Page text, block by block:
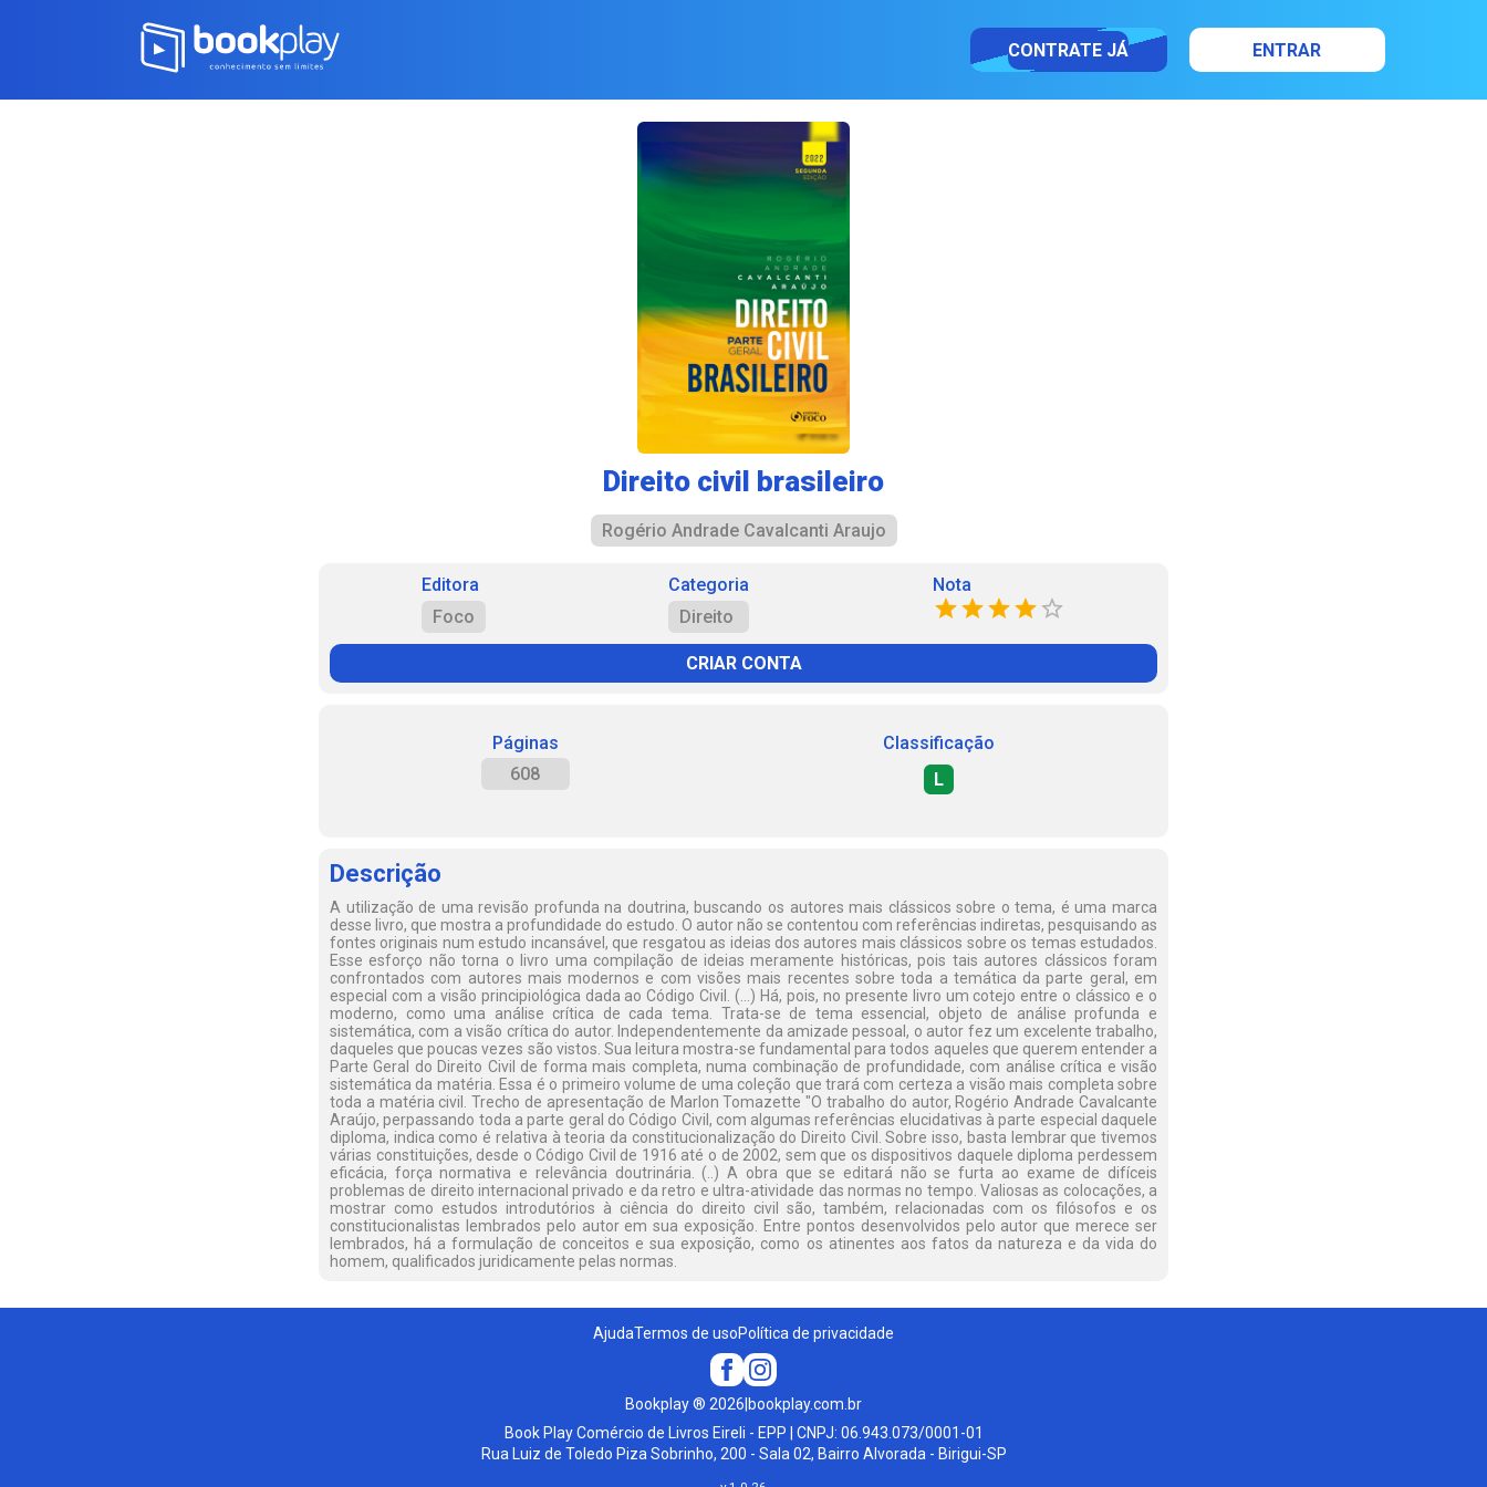
CONTRATE JÁ ENTRAR
Direito civil brasileiro
Rogério Andrade Cavalcanti Araujo
Editora
Foco
Categoria
Direito
Nota
CRIAR CONTA
Páginas
608
Classificação
L
Descrição
A utilização de uma revisão profunda na doutrina, buscando os autores mais clássicos sobre o tema, é uma marca
desse livro, que mostra a profundidade do estudo. O autor não se contentou com referências indiretas, pesquisando as
fontes originais num estudo incansável, que resgatou as ideias dos autores mais clássicos sobre os temas estudados.
Esse esforço não torna o livro uma compilação de ideias meramente históricas, pois tais autores clássicos foram
confrontados com autores mais modernos e com visões mais recentes sobre toda a temática da parte geral, em
especial com a visão principiológica dada ao Código Civil. (...) Há, pois, no presente livro um cotejo entre o clássico e o
moderno, como uma análise crítica de cada tema. Trata-se de tema essencial, objeto de análise profunda e
sistemática, com a visão crítica do autor. Independentemente da amizade pessoal, o autor fez um excelente trabalho,
daqueles que poucas vezes são vistos. Sua leitura mostra-se fundamental para todos aqueles que querem entender a
Parte Geral do Direito Civil de forma mais completa, numa combinação de profundidade, com análise crítica e visão
sistemática da matéria. Essa é o primeiro volume de uma coleção que trará com certeza a visão mais completa sobre
toda a matéria civil. Trecho de apresentação de Marlon Tomazette "O trabalho do autor, Rogério Andrade Cavalcante
Araújo, perpassando toda a parte geral do Código Civil, com algumas referências elucidativas à parte especial daquele
diploma, indica como é relativa à teoria da constitucionalização do Direito Civil. Sobre isso, basta lembrar que tivemos
várias constituições, desde o Código Civil de 1916 até o de 2002, sem que os dispositivos daquele diploma perdessem
eficácia, força normativa e relevância doutrinária. (..) A obra que se editará não se furta ao exame de difíceis
problemas de direito internacional privado e da retro e ultra-atividade das normas no tempo. Valiosas as colocações, a
mostrar como estudos introdutórios à ciência do direito civil são, também, relacionadas com os filósofos e os
constitucionalistas lembrados pelo autor em sua exposição. Entre pontos desenvolvidos pelo autor que merece ser
lembrados, há a formulação de conceitos e sua exposição, como os atinentes aos fatos da natureza e da vida do
homem, qualificados juridicamente pelas normas.
AjudaTermos de usoPolítica de privacidade
Bookplay® 2026 bookplay.com.br
Book Play Comércio de Livros Eireli - EPP | CNPJ: 06.943.073/0001-01
Rua Luiz de Toledo Piza Sobrinho, 200 - Sala 02, Bairro Alvorada - Birigui-SP